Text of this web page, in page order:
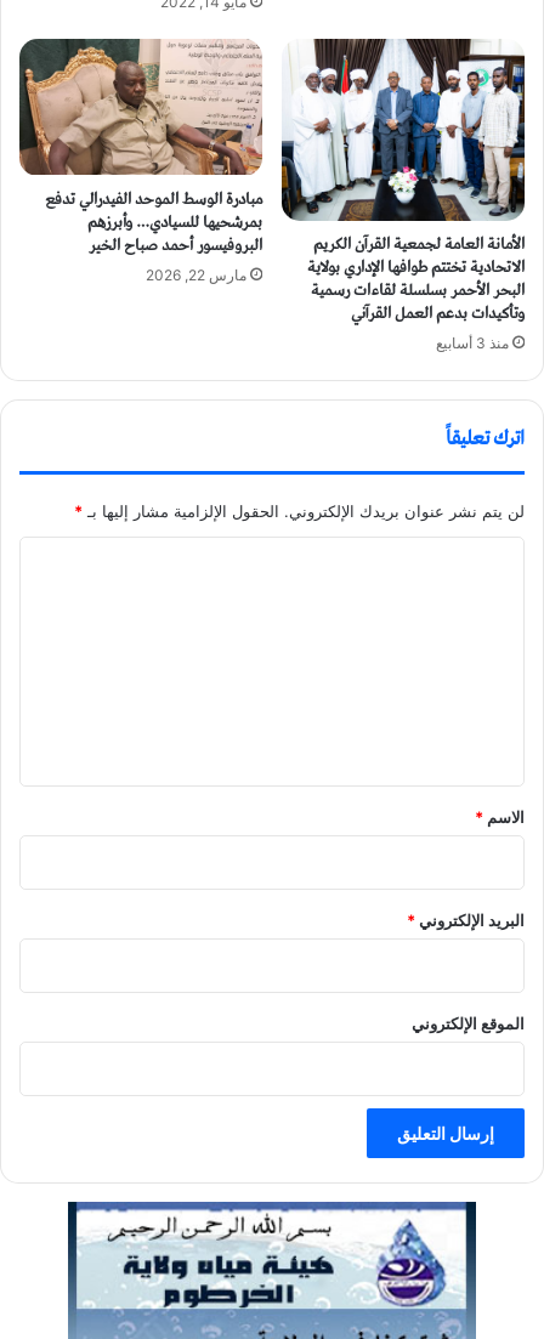
الأمانة العامة لجمعية القرآن الكريم
الاتحادية تختتم طوافها الإداري بولاية
البحر الأحمر بسلسلة لقاءات رسمية
وتأكيدات بدعم العمل القرآني
منذ 3 أسابيع
مبادرة الوسط الموحد الفيدرالي تدفع
بمرشحيها للسيادي… وأبرزهم
البروفيسور أحمد صباح الخير
مارس 22, 2026
اترك تعليقاً
لن يتم نشر عنوان بريدك الإلكتروني. الحقول الإلزامية مشار إليها بـ *
الاسم *
البريد الإلكتروني*
الموقع الإلكتروني